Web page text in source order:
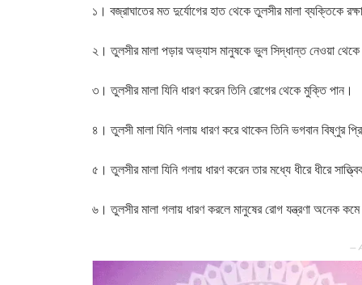
১। বজ্রাঘাতের মত দুর্যোগের হাত থেকে তুলসীর মালা ব্যক্তিকে
২। তুলসীর মালা পড়ার অভ্যাস মানুষকে ভুল সিদ্ধান্ত নেওয়া
৩। তুলসীর মালা যিনি ধারণ করেন তিনি রোগের থেকে মুক্তি পান।
৪। তুলসী মালা যিনি গলায় ধারণ করে থাকেন তিনি ভগবান বিষ্ণুর
৫। তুলসীর মালা যিনি গলায় ধারণ করেন তার মধ্যে ধীরে ধীরে
৬। তুলসীর মালা গলায় ধারণ করলে মানুষের রোগ যন্ত্রণা অনেক
—